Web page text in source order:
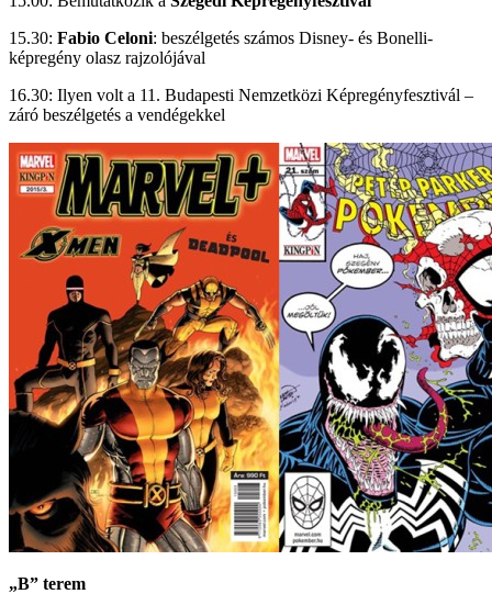
15.30: Fabio Celoni: beszélgetés számos Disney- és Bonelli-
képregény olasz rajzolójával
16.30: Ilyen volt a 11. Budapesti Nemzetközi Képregényfesztivál –
záró beszélgetés a vendégekkel
„B” terem